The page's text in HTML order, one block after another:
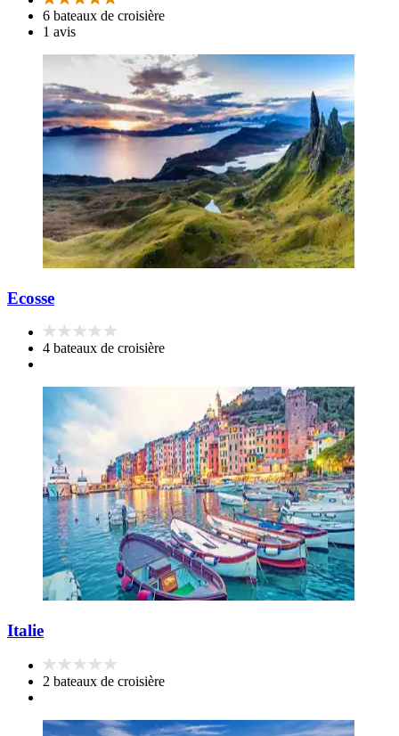
6 bateaux de croisière
1 avis
Ecosse
4 bateaux de croisière
Italie
2 bateaux de croisière